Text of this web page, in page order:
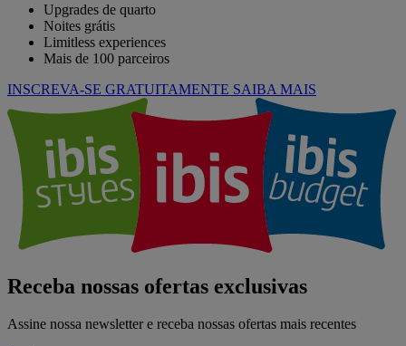
Upgrades de quarto
Noites grátis
Limitless experiences
Mais de 100 parceiros
INSCREVA-SE GRATUITAMENTE SAIBA MAIS
Receba nossas ofertas exclusivas
Assine nossa newsletter e receba nossas ofertas mais recentes